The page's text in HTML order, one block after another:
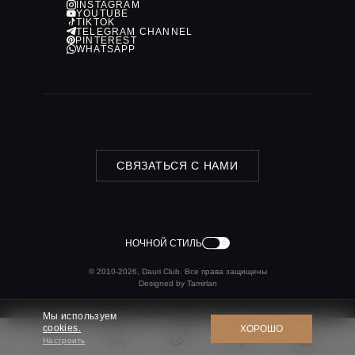
INSTAGRAM
YOUTUBE
TIKTOK
TELEGRAM CHANNEL
PINTEREST
WHATSAPP
СВЯЗАТЬСЯ С НАМИ
НОЧНОЙ СТИЛЬ
© 2010-2026, Dauri Club. Все права защищены
Designed by Tamirlan
Мы используем
cookies.
Настроить
ХОРОШО